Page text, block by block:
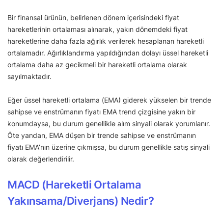
Bir finansal ürünün, belirlenen dönem içerisindeki fiyat
hareketlerinin ortalaması alınarak, yakın dönemdeki fiyat
hareketlerine daha fazla ağırlık verilerek hesaplanan hareketli
ortalamadır. Ağırlıklandırma yapıldığından dolayı üssel hareketli
ortalama daha az gecikmeli bir hareketli ortalama olarak
sayılmaktadır.
Eğer üssel hareketli ortalama (EMA) giderek yükselen bir trende
sahipse ve enstrümanın fiyatı EMA trend çizgisine yakın bir
konumdaysa, bu durum genellikle alım sinyali olarak yorumlanır.
Öte yandan, EMA düşen bir trende sahipse ve enstrümanın
fiyatı EMA’nın üzerine çıkmışsa, bu durum genellikle satış sinyali
olarak değerlendirilir.
MACD (Hareketli Ortalama
Yakınsama/Diverjans) Nedir?